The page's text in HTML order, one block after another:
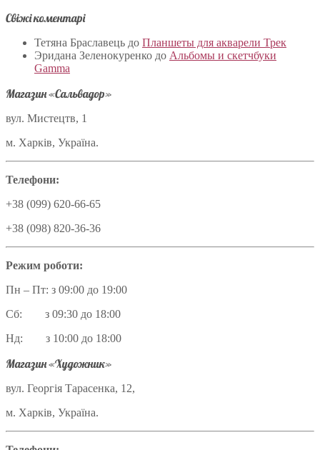
Свіжі коментарі
Тетяна Браславець до Планшеты для акварели Трек
Эридана Зеленокуренко до Альбомы и скетчбуки
Gamma
Магазин «Сальвадор»
вул. Мистецтв, 1
м. Харків, Україна.
Телефони:
+38 (099) 620-66-65
+38 (098) 820-36-36
Режим роботи:
Пн – Пт: з 09:00 до 19:00
Сб: з 09:30 до 18:00
Нд: з 10:00 до 18:00
Магазин «Художник»
вул. Георгія Тарасенка, 12,
м. Харків, Україна.